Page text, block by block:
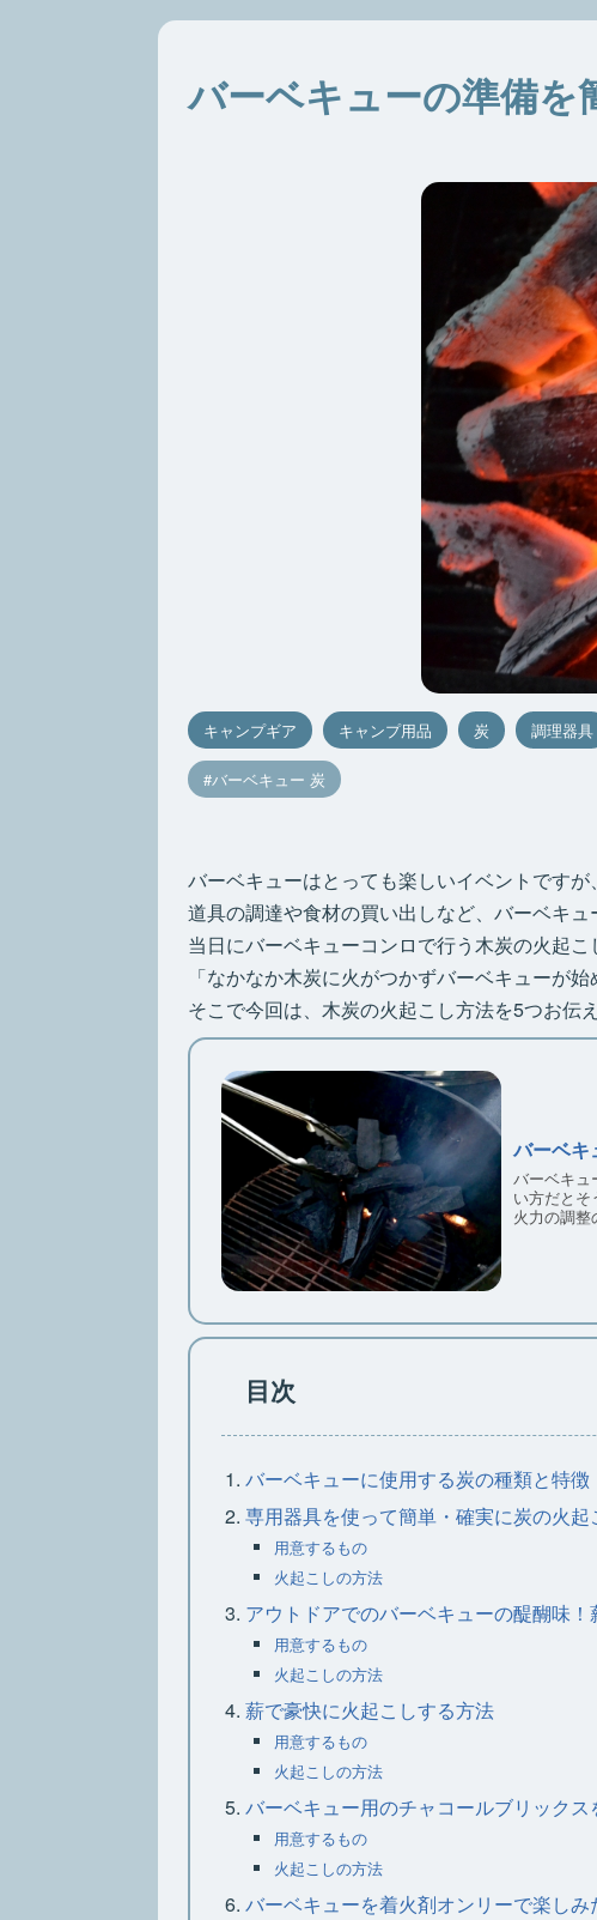
バーベキューの準備を
キャンプギア キャンプ用品 炭 調理器具
バーベキュー 炭
バーベキューはとっても楽しいイベントですが
道具の調達や食材の買い出しなど、バーベキュ
当日にバーベキューコンロで行う木炭の火起こ
「なかなか木炭に火がつかずバーベキューが
そこで今回は、木炭の火起こし方法を5つお伝
バーベキ
バーベキュー
い方だとそう考える方は多いでし
目次
バーベキューに使用する炭の種類と特徴
専用器具を使って簡単・確実に炭の火
用意するもの
火起こしの方法
アウトドアでのバーベキューの醍醐味
用意するもの
火起こしの方法
薪で豪快に火起こしする方法
用意するもの
火起こしの方法
バーベキュー用のチャコールブリック
用意するもの
火起こしの方法
バーベキューを着火剤オンリーで楽し